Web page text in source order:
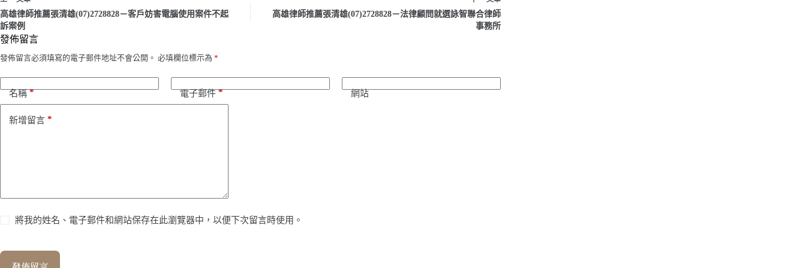
高雄律師推薦張清雄(07)2728828－客戶妨害電腦使用案件不起
訴案例
高雄律師推薦張清雄(07)2728828－法律顧問就選詠智聯合律師
事務所
發佈留言
發佈留言必須填寫的電子郵件地址不會公開。 必填欄位標示為 *
名稱* 電子郵件* 網站
新增留言 *
將我的姓名、電子郵件和網站保存在此瀏覽器中，以便下次留言時使用。